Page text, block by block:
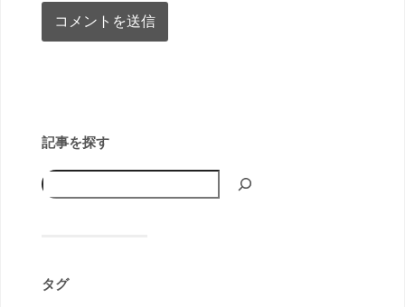
記事を探す
タグ